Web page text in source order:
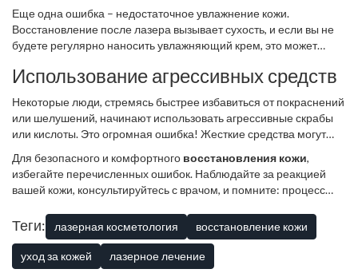
Еще одна ошибка – недостаточное увлажнение кожи.
Восстановление после лазера вызывает сухость, и если вы не
будете регулярно наносить увлажняющий крем, это может
Использование агрессивных средств
Некоторые люди, стремясь быстрее избавиться от покраснений
или шелушений, начинают использовать агрессивные скрабы
или кислоты. Это огромная ошибка! Жесткие средства могут
Для безопасного и комфортного восстановления кожи,
избегайте перечисленных ошибок. Наблюдайте за реакцией
вашей кожи, консультируйтесь с врачом, и помните: процесс
Теги: лазерная косметология восстановление кожи
уход за кожей лазерное лечение